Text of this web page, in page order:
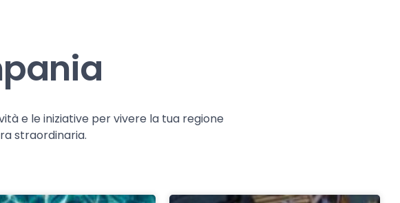
e le iniziative per vivere la tua regione
straordinaria.